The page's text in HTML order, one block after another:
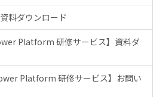
料ダウンロード
Platform 研修サービス】資料ダ
Platform 研修サービス】お問い